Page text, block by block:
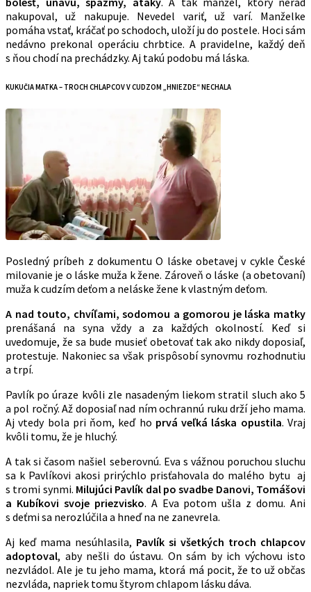
nakupoval, už nakupuje. Nevedel variť, už varí. Manželke
pomáha vstať, kráčať po schodoch, uloží ju do postele. Hoci sám
nedávno prekonal operáciu chrbtice. A pravidelne, každý deň
s ňou chodí na prechádzky. Aj takú podobu má láska.
KUKUČIA MATKA – TROCH CHLAPCOV V CUDZOM „HNIEZDE“ NECHALA
Posledný príbeh z dokumentu O láske obetavej v cykle České
milovanie je o láske muža k žene. Zároveň o láske (a obetovaní)
muža k cudzím deťom a neláske žene k vlastným deťom.
A nad touto, chvíľami, sodomou a gomorou je láska matky
prenášaná na syna vždy a za každých okolností. Keď si
uvedomuje, že sa bude musieť obetovať tak ako nikdy doposiaľ,
protestuje. Nakoniec sa však prispôsobí synovmu rozhodnutiu
a trpí.
Pavlík po úraze kvôli zle nasadeným liekom stratil sluch ako 5
a pol ročný. Až doposiaľ nad ním ochrannú ruku drží jeho mama.
Aj vtedy bola pri ňom, keď ho prvá veľká láska opustila. Vraj
kvôli tomu, že je hluchý.
A tak si časom našiel seberovnú. Eva s vážnou poruchou sluchu
sa k Pavlíkovi akosi prirýchlo prisťahovala do malého bytu aj
s tromi synmi. Milujúci Pavlík dal po svadbe Danovi, Tomášovi
a Kubíkovi svoje priezvisko. A Eva potom ušla z domu. Ani
s deťmi sa nerozlúčila a hneď na ne zanevrela.
Aj keď mama nesúhlasila, Pavlík si všetkých troch chlapcov
adoptoval, aby nešli do ústavu. On sám by ich výchovu isto
nezvládol. Ale je tu jeho mama, ktorá má pocit, že to už občas
nezvláda, napriek tomu štyrom chlapom lásku dáva.